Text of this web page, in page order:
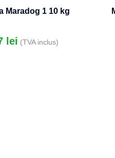
Maradog 1 10 kg
lei (TVA inclus)